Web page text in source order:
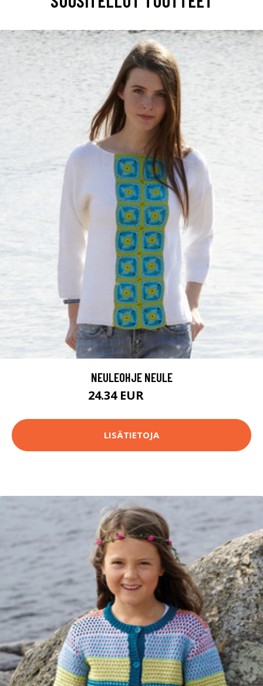
NEULEOHJE NEULE
24.34 EUR
LISÄTIETOJA